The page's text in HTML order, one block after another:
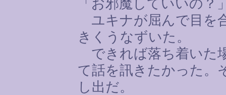
「お邪魔していいの？
ユキナが屈んで目を
きくうなずいた。
できれば落ち着いた
て話を訊きたかった。
し出だ。